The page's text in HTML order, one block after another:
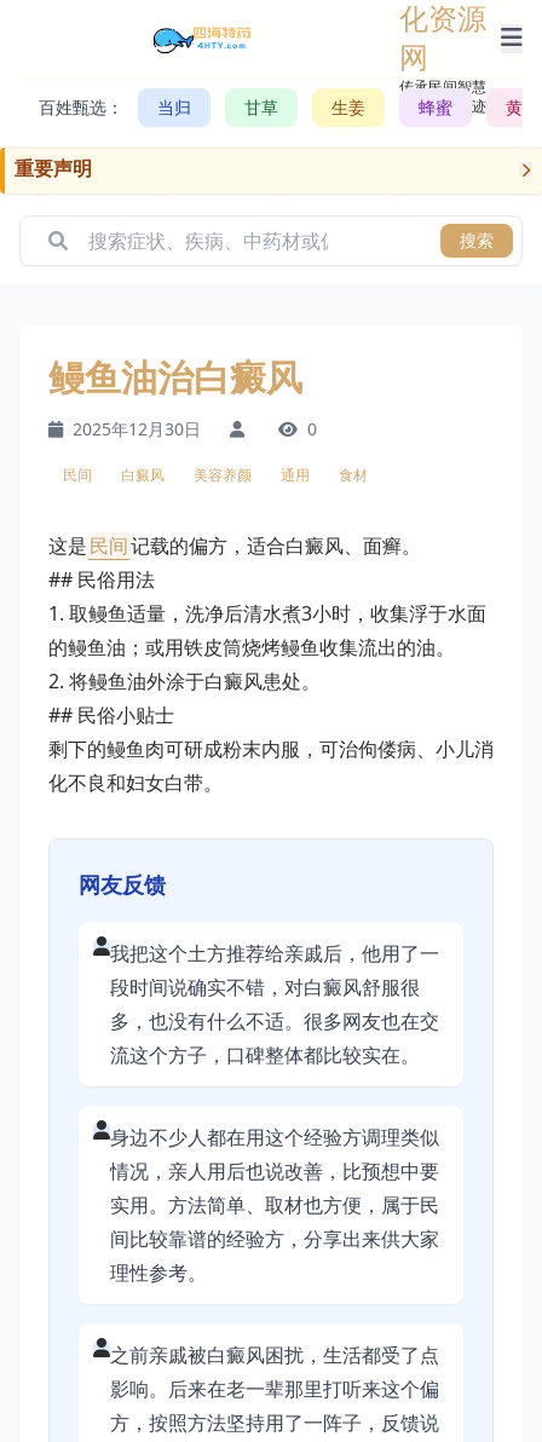
化资源
网
传承民间智慧，
记录历史轨迹
百姓甄选： 当归 甘草 生姜 蜂蜜 黄芪
重要声明
搜索
鳗鱼油治白癜风
2025年12月30日 0
民间 白癜风 美容养颜 通用 食材
这是民间记载的偏方，适合白癜风、面癣。
## 民俗用法
1. 取鳗鱼适量，洗净后清水煮3小时，收集浮于水面
的鳗鱼油；或用铁皮筒烧烤鳗鱼收集流出的油。
2. 将鳗鱼油外涂于白癜风患处。
## 民俗小贴士
剩下的鳗鱼肉可研成粉末内服，可治佝偻病、小儿消
化不良和妇女白带。
网友反馈
我把这个土方推荐给亲戚后，他用了一
段时间说确实不错，对白癜风舒服很
多，也没有什么不适。很多网友也在交
流这个方子，口碑整体都比较实在。
身边不少人都在用这个经验方调理类似
情况，亲人用后也说改善，比预想中要
实用。方法简单、取材也方便，属于民
间比较靠谱的经验方，分享出来供大家
理性参考。
之前亲戚被白癜风困扰，生活都受了点
影响。后来在老一辈那里打听来这个偏
方，按照方法坚持用了一阵子，反馈说